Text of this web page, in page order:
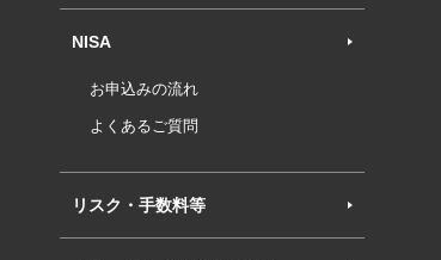
NISA
お申込みの流れ
よくあるご質問
リスク・手数料等